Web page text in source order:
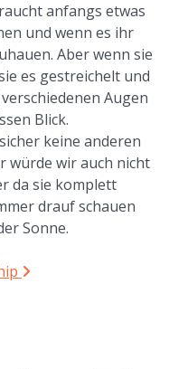
anfangs etwas
und wenn es ihr
Aber wenn sie
es gestreichelt und
Augen
Blick.
keine anderen
würde wir auch nicht
da sie komplett
drauf schauen
Sonne.